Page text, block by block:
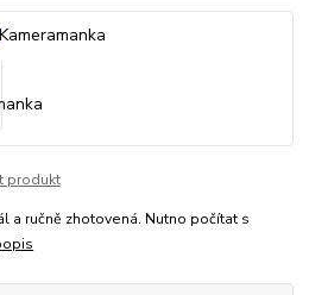
produkt
a ručně zhotovená. Nutno počítat s